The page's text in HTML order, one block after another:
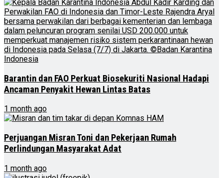
Barantin dan FAO Perkuat Biosekuriti Nasional Hadapi
Ancaman Penyakit Hewan Lintas Batas
1 month ago
Perjuangan Misran Toni dan Pekerjaan Rumah
Perlindungan Masyarakat Adat
1 month ago